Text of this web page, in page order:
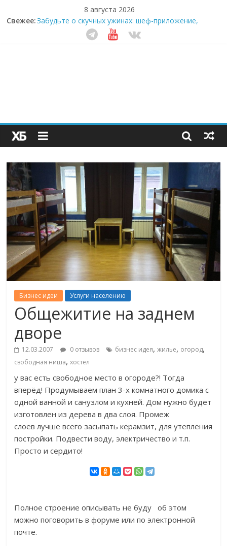
8 августа 2026
Свежее:Забудьте о скучных ужинах: шеф-приложение,
которое видит вашу еду насквозь
Небо зовёт: как бизнес на полётах дронов и
Секрет супергидратации: почему кокосовая вода с
пребиотиками становится главным трендом
здорового питания
Бизнес идеи Услуги населению
Общежитие на заднем
дворе
12.03.2007 0 отзывов бизнес идея,жилье, огород,
свободная ниша,хостел
у вас есть свободное место в огороде?! Тогда
вперёд! Продумываем план 3-х комнатного домика с
одной ванной и санузлом и кухней. Дом нужно будет
изготовлен из дерева в два слоя. Промеж
слоев лучше всего засыпать керамзит, для утепления
постройки. Подвести воду, электричество и т.п.
Просто и сердито!
Полное строение описывать не буду об этом
можно поговорить в форуме или по электронной
почте.